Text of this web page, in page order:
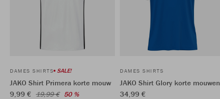
DAMES SHIRTS SALE!
JAKO Shirt Primera korte mouw
9,99 € 19,99 € 50 %
DAMES SHIRTS
JAKO Shirt Glory korte mouwen
34,99 €